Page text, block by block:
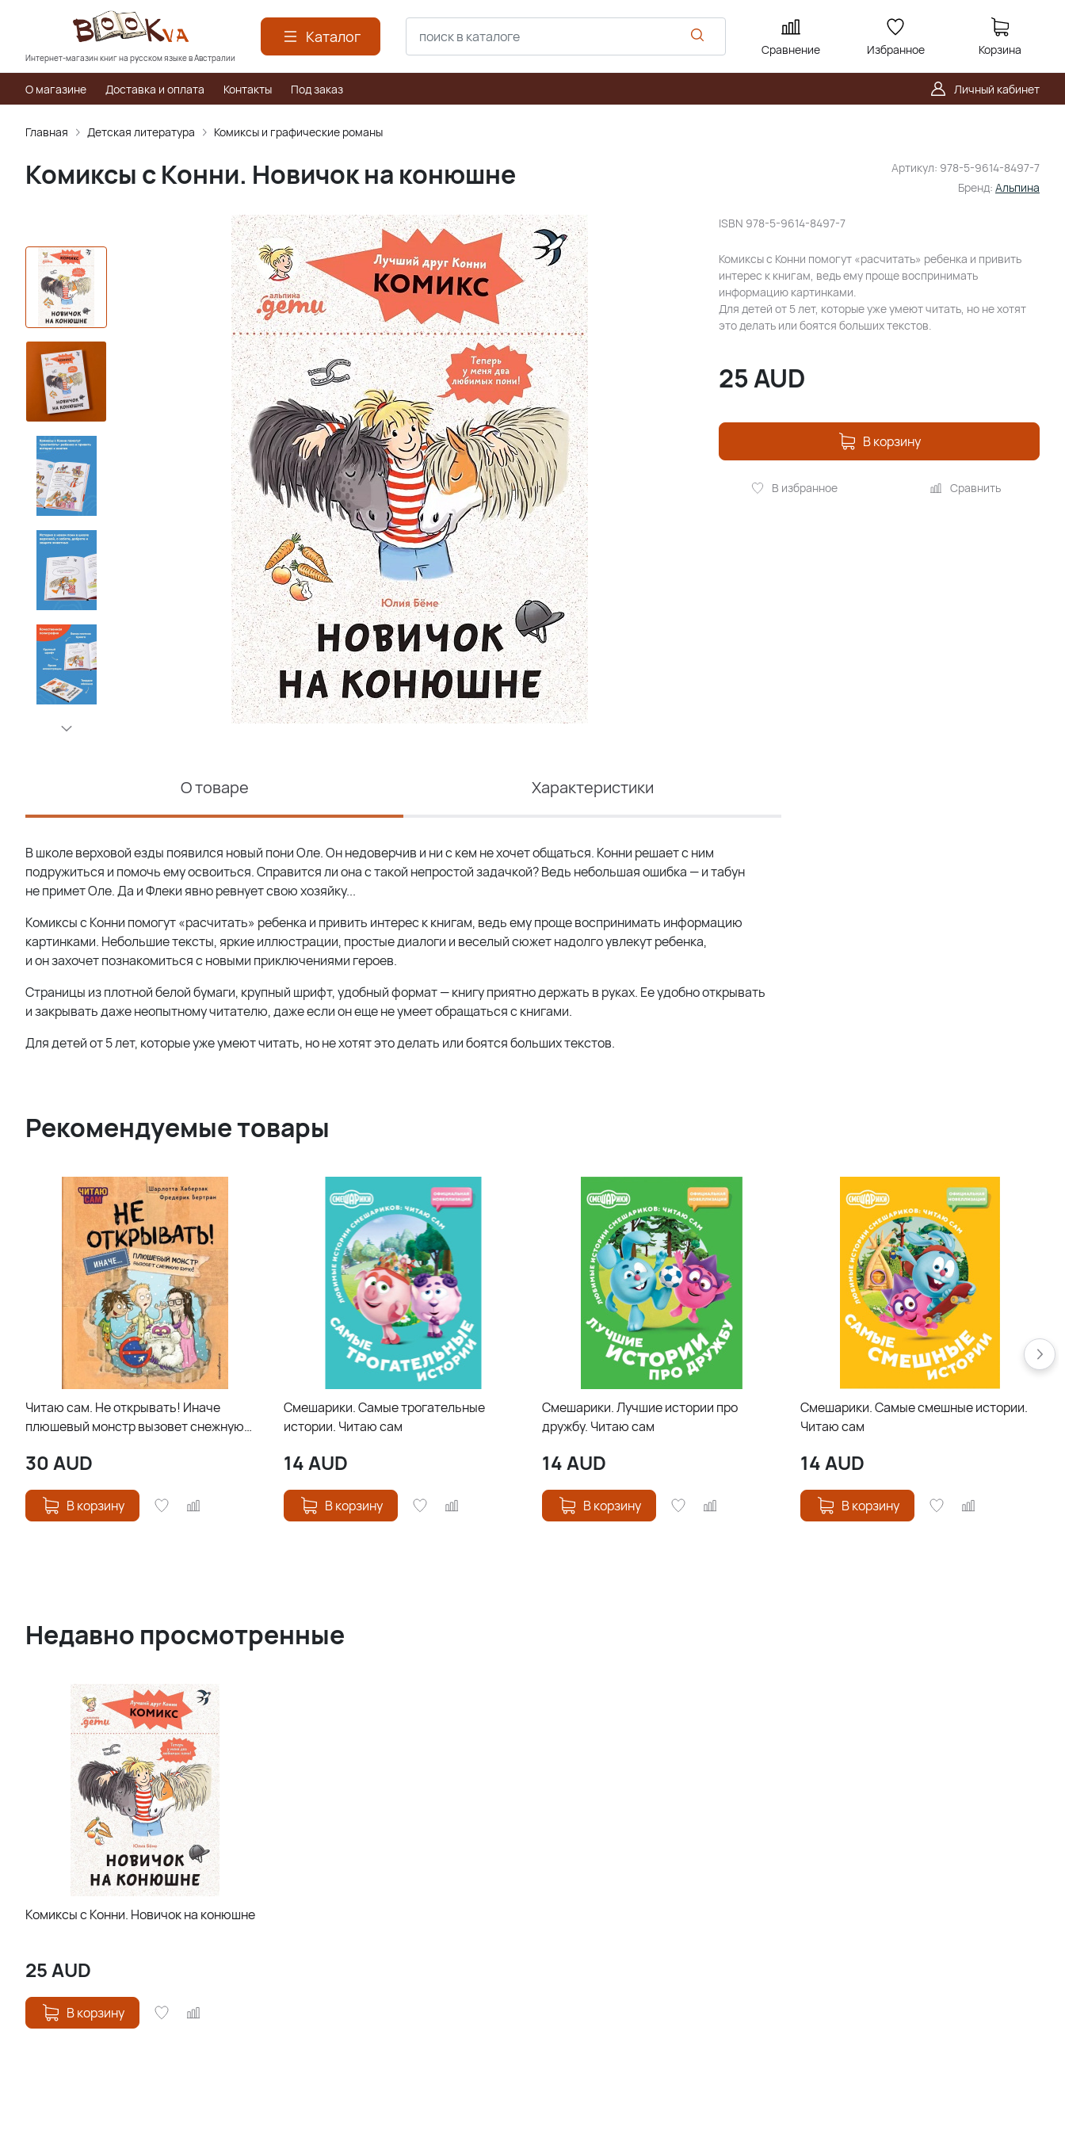
Интернет-магазин книг на русском языке в Австралии
Каталог
Сравнение Избранное Корзина
О магазине Доставка и оплата Контакты Под заказ Личный кабинет
Главная Детская литература Комиксы и графические романы
Артикул: 978-5-9614-8497-7
Бренд: Альпина
Комиксы с Конни. Новичок на конюшне
ISBN 978-5-9614-8497-7
Комиксы с Конни помогут «расчитать» ребенка и привить
интерес к книгам, ведь ему проще воспринимать
информацию картинками.
Для детей от 5 лет, которые уже умеют читать, но не хотят
это делать или боятся больших текстов.
25AUD
В корзину
В избранное Сравнить
О товаре Характеристики
В школе верховой езды появился новый пони Оле. Он недоверчив и ни с кем не хочет общаться. Конни решает с ним
подружиться и помочь ему освоиться. Справится ли она с такой непростой задачкой? Ведь небольшая ошибка — и табун
не примет Оле. Да и Флеки явно ревнует свою хозяйку...
Комиксы с Конни помогут «расчитать» ребенка и привить интерес к книгам, ведь ему проще воспринимать информацию
картинками. Небольшие тексты, яркие иллюстрации, простые диалоги и веселый сюжет надолго увлекут ребенка,
и он захочет познакомиться с новыми приключениями героев.
Страницы из плотной белой бумаги, крупный шрифт, удобный формат — книгу приятно держать в руках. Ее удобно открывать
и закрывать даже неопытному читателю, даже если он еще не умеет обращаться с книгами.
Для детей от 5 лет, которые уже умеют читать, но не хотят это делать или боятся больших текстов.
Рекомендуемые товары
Читаю сам. Не открывать! Иначе
плюшевый монстр вызовет снежную
30AUD
В корзину
Смешарики. Самые трогательные
истории. Читаю сам
14AUD
В корзину
Смешарики. Лучшие истории про
дружбу. Читаю сам
14AUD
В корзину
Смешарики. Самые смешные истории.
Читаю сам
14AUD
В корзину
Недавно просмотренные
Комиксы с Конни. Новичок на конюшне
25AUD
В корзину